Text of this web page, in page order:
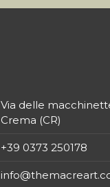
Via delle
Crema (CR)
+39 0373 250178